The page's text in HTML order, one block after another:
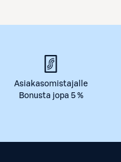
Asiakasomistajalle
Bonusta jopa 5 %